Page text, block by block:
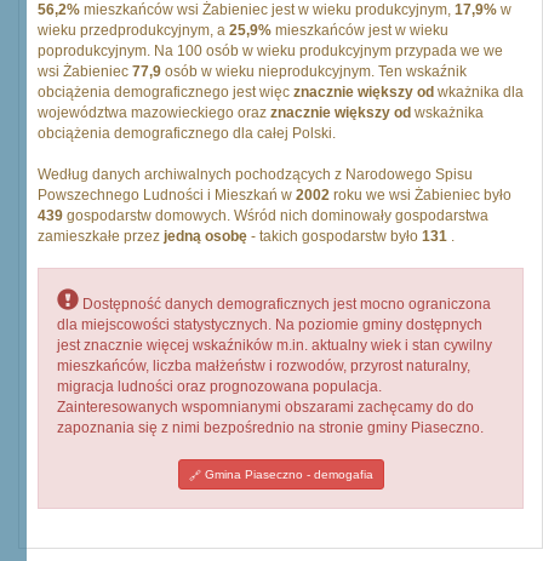
56,2% mieszkańców wsi Żabieniec jest w wieku produkcyjnym, 17,9% w
wieku przedprodukcyjnym, a 25,9% mieszkańców jest w wieku
poprodukcyjnym. Na 100 osób w wieku produkcyjnym przypada we we
wsi Żabieniec 77,9 osób w wieku nieprodukcyjnym. Ten wskaźnik
obciążenia demograficznego jest więc znacznie większy od wkażnika dla
województwa mazowieckiego oraz znacznie większy od wskażnika
obciążenia demograficznego dla całej Polski.
Według danych archiwalnych pochodzących z Narodowego Spisu
Powszechnego Ludności i Mieszkań w 2002 roku we wsi Żabieniec było
439 gospodarstw domowych. Wśród nich dominowały gospodarstwa
zamieszkałe przez jedną osobę - takich gospodarstw było 131 .
Dostępność danych demograficznych jest mocno ograniczona
dla miejscowości statystycznych. Na poziomie gminy dostępnych
jest znacznie więcej wskaźników m.in. aktualny wiek i stan cywilny
mieszkańców, liczba małżeństw i rozwodów, przyrost naturalny,
migracja ludności oraz prognozowana populacja.
Zainteresowanych wspomnianymi obszarami zachęcamy do do
zapoznania się z nimi bezpośrednio na stronie gminy Piaseczno.
Gmina Piaseczno - demogafia